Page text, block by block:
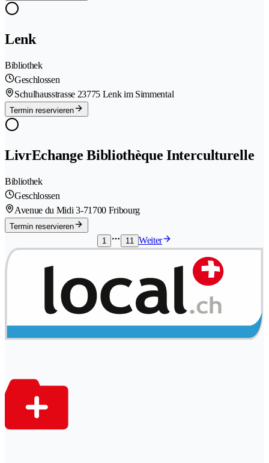
Lenk
Bibliothek
Geschlossen
Schulhausstrasse 23775 Lenk im Simmental
Termin reservieren
LivrEchange Bibliothèque Interculturelle
Bibliothek
Geschlossen
Avenue du Midi 3-71700 Fribourg
Termin reservieren
1
11 Weiter